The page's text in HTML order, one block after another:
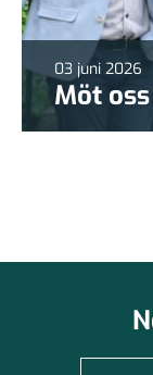
03 juni 2026
Möt